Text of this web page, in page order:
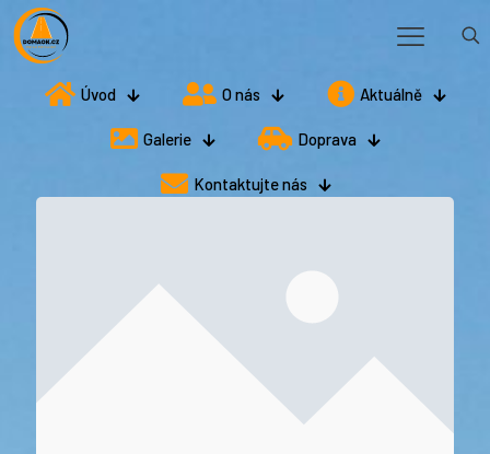
Úvod O nás Aktuálně
Galerie Doprava
Kontaktujte nás